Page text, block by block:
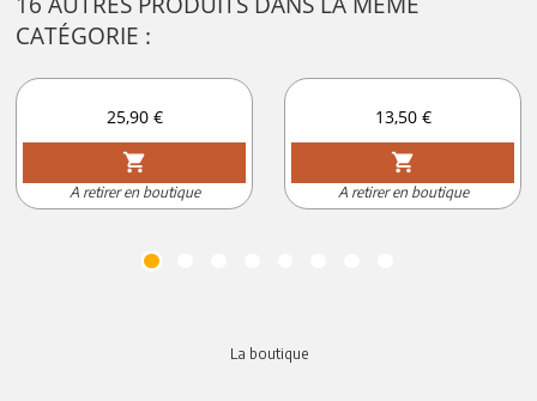
CATÉGORIE :
Prix
25,90 €
shopping_cart
A retirer en boutique
Prix
13,50 €
shopping_cart
A retirer en boutique
La boutique